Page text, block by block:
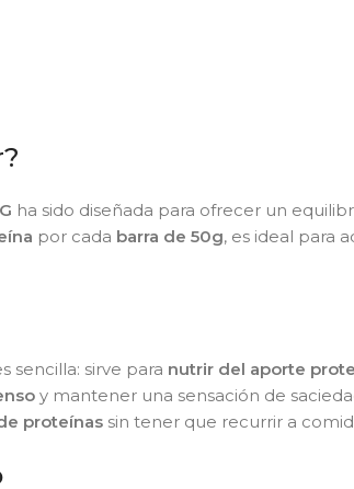
ha sido diseñada para ofrecer un
por cada barra de 50g, es ideal para
sencilla: sirve para nutrir del aporte
y mantener una sensación de
proteínas sin tener que recurrir a